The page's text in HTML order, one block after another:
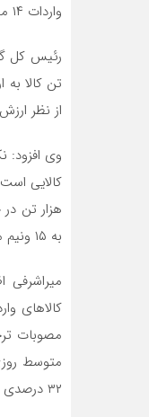
واردات ۱۴ میلیارد دلاری در ۴ ماه ابتدای سال
از نظر ارزش ۳۲ درصد رشد داشت.
هزار تن
به ۱۵ ونیم میلیون تن ذخایر کالاهای اساسی است که نسبت به گذشته میزان مناسبی برای کشور است.
میراشرفی
کالاهای
مصوبات
۳۲ درصدی ترخیص کالاهای اساسی را در تیرماه نشان می‌دهد.